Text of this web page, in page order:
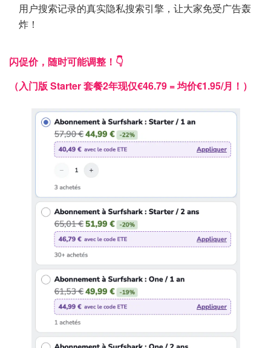
用户搜索记录的真实隐私搜索引擎，让大家免受广告轰
炸！
闪促价，随时可能调整！👇
（入门版 Starter 套餐2年现仅€46.79 = 均价€1.95/月！）